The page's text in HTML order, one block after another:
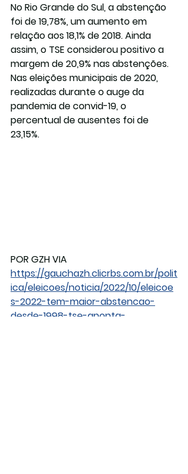
No Rio Grande do Sul, a abstenção
foi de 19,78%, um aumento em
relação aos 18,1% de 2018. Ainda
assim, o TSE considerou positivo a
margem de 20,9% nas abstenções.
Nas eleições municipais de 2020,
realizadas durante o auge da
pandemia de convid-19, o
percentual de ausentes foi de
23,15%.
POR GZH VIA
https://gauchazh.clicrbs.com.br/polit
ica/eleicoes/noticia/2022/10/eleicoe
s-2022-tem-maior-abstencao-
desde-1998-tse-aponta-